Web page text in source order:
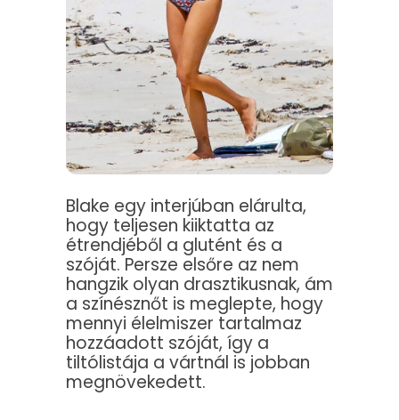
Blake egy interjúban elárulta,
hogy teljesen kiiktatta az
étrendjéből a glutént és a
szóját. Persze elsőre az nem
hangzik olyan drasztikusnak, ám
a színésznőt is meglepte, hogy
mennyi élelmiszer tartalmaz
hozzáadott szóját, így a
tiltólistája a vártnál is jobban
megnövekedett.